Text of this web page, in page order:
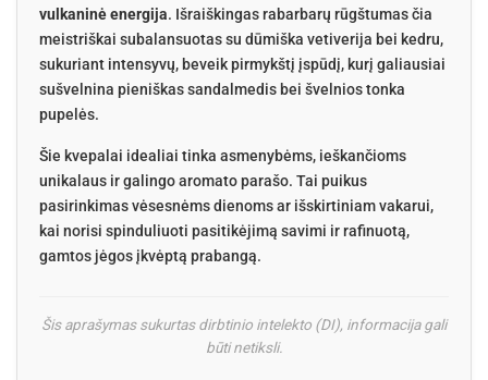
vulkaninė energija. Išraiškingas rabarbarų rūgštumas čia
meistriškai subalansuotas su dūmiška vetiverija bei kedru,
sukuriant intensyvų, beveik pirmykštį įspūdį, kurį galiausiai
sušvelnina pieniškas sandalmedis bei švelnios tonka
pupelės.
Šie kvepalai idealiai tinka asmenybėms, ieškančioms
unikalaus ir galingo aromato parašo. Tai puikus
pasirinkimas vėsesnėms dienoms ar išskirtiniam vakarui,
kai norisi spinduliuoti pasitikėjimą savimi ir rafinuotą,
gamtos jėgos įkvėptą prabangą.
Šis aprašymas sukurtas dirbtinio intelekto (DI), informacija gali
būti netiksli.